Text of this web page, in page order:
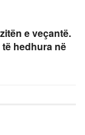
e veçantë.
hedhura në